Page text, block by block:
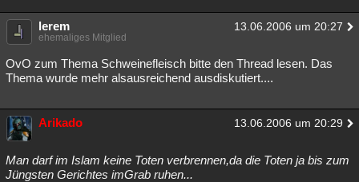
lerem 13.06.2006 um 20:27
ehemaliges Mitglied
OvO zum Thema Schweinefleisch bitte den Thread lesen. Das
Thema wurde mehr alsausreichend ausdiskutiert....
Arikado 13.06.2006 um 20:29
Man darf im Islam keine Toten verbrennen,da die Toten ja bis zum
Jüngsten Gerichtes imGrab ruhen...